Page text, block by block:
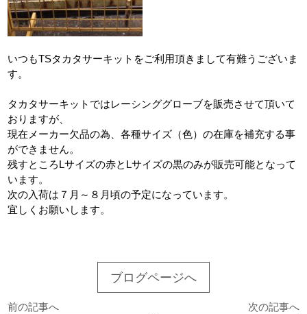
いつもTSタカタサーキットをご利用頂きまして有難うございま
す。
タカタサーキットではレーシンググローブを販売させて頂いて
おりますが、
現在メーカー欠品の為、各種サイズ（色）の在庫を補充する事
ができません。
残すところLサイズの赤とLサイズの黒のみが販売可能となって
います。
次の入荷は７月～８月頃の予定になっています。
宜しくお願いします。
ブログページへ
前の記事へ
次の記事へ